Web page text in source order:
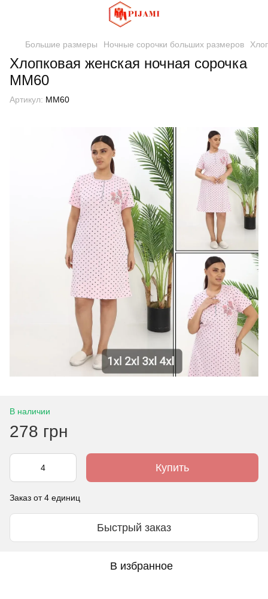
Большие размеры Ночные сорочки больших размеров
Хлопковая женская ночная сорочка
MM60
Артикул: MM60
В наличии
278 грн
Купить
Заказ от 4 единиц
Быстрый заказ
В избранное